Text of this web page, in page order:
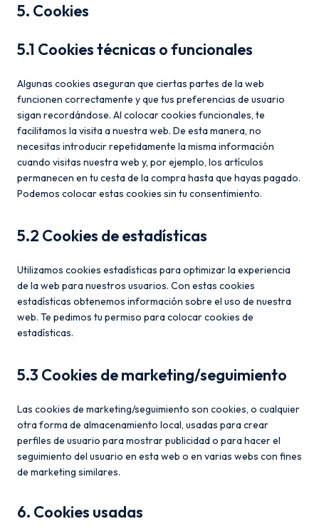
5. Cookies
5.1 Cookies técnicas o funcionales
Algunas cookies aseguran que ciertas partes de la web
funcionen correctamente y que tus preferencias de usuario
sigan recordándose. Al colocar cookies funcionales, te
facilitamos la visita a nuestra web. De esta manera, no
necesitas introducir repetidamente la misma información
cuando visitas nuestra web y, por ejemplo, los artículos
permanecen en tu cesta de la compra hasta que hayas pagado.
Podemos colocar estas cookies sin tu consentimiento.
5.2 Cookies de estadísticas
Utilizamos cookies estadísticas para optimizar la experiencia
de la web para nuestros usuarios. Con estas cookies
estadísticas obtenemos información sobre el uso de nuestra
web. Te pedimos tu permiso para colocar cookies de
estadísticas.
5.3 Cookies de marketing/seguimiento
Las cookies de marketing/seguimiento son cookies, o cualquier
otra forma de almacenamiento local, usadas para crear
perfiles de usuario para mostrar publicidad o para hacer el
seguimiento del usuario en esta web o en varias webs con fines
de marketing similares.
6. Cookies usadas